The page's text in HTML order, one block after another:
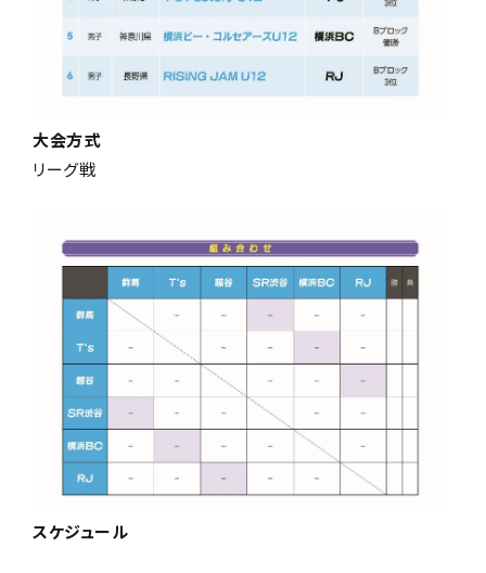
大会方式
リーグ戦
スケジュール